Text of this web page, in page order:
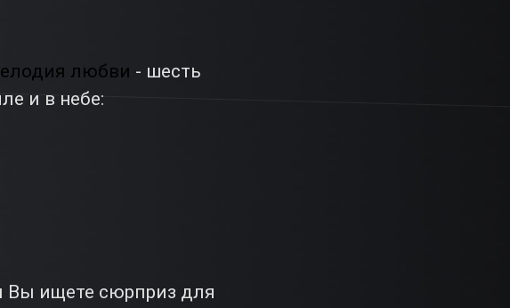
любви - шесть
и в небе:
Вы ищете сюрприз для